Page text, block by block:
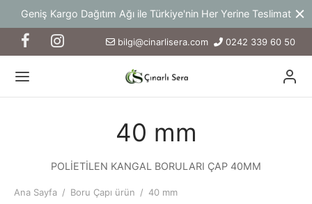
Geniş Kargo Dağıtım Ağı ile Türkiye'nin Her Yerine Teslimat
bilgi@cinarlisera.com 0242 339 60 50
40 mm
POLİETİLEN KANGAL BORULARI ÇAP 40MM
Ana Sayfa / Boru Çapı ürün / 40 mm